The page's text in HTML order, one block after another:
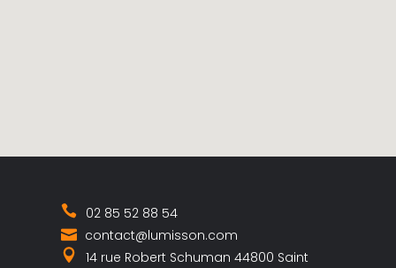
02 85 52 88 54
contact@lumisson.com
14 rue Robert Schuman 44800 Saint